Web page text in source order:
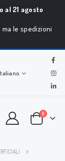
al 21 agosto
le spedizioni
0